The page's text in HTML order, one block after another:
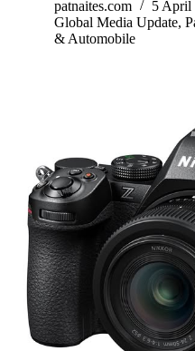
patnaites.com
5 April
Global Media Update,
& Automobile